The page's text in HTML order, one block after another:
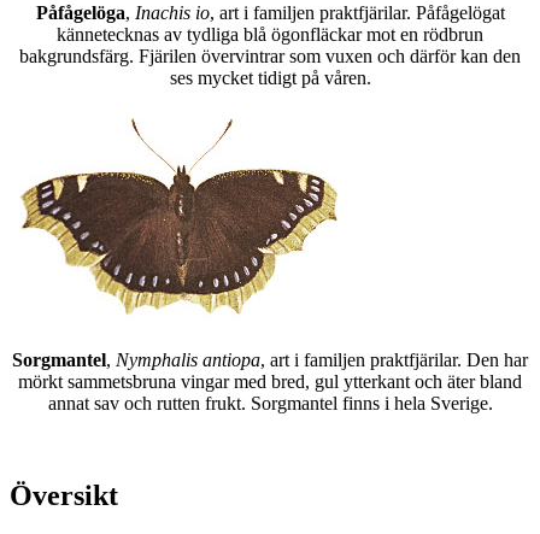
Påfågelöga, Inachis io, art i familjen praktfjärilar. Påfågelögat
kännetecknas av tydliga blå ögonfläckar mot en rödbrun
bakgrundsfärg. Fjärilen övervintrar som vuxen och därför kan den
ses mycket tidigt på våren.
Sorgmantel, Nymphalis antiopa, art i familjen praktfjärilar. Den har
mörkt sammetsbruna vingar med bred, gul ytterkant och äter bland
annat sav och rutten frukt. Sorgmantel finns i hela Sverige.
Översikt